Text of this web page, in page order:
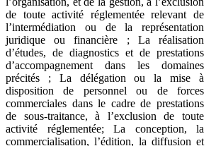
de toute activité réglementée relevant de
l’intermédiation ou de la représentation
juridique ou financière ; La réalisation
d’études, de diagnostics et de prestations
d’accompagnement dans les domaines
précités ; La délégation ou la mise à
disposition de personnel ou de forces
commerciales dans le cadre de prestations
de sous-traitance, à l’exclusion de toute
activité réglementée; La conception, la
commercialisation, l’édition, la diffusion et